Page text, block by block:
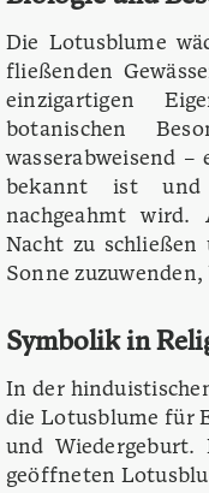
Die Lotusblume
fließenden
einzigartigen
botanischen
wasserabweisend
bekannt ist
nachgeahmt wird.
Nacht zu
Sonne
Symbolik in
In der
die Lotusblume für
und
geöffneten